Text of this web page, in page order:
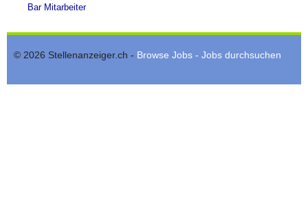
gratis
Bar Mitarbeiter
© 2026 Stellenanzeiger.ch - Browse Jobs - Jobs durchsuchen